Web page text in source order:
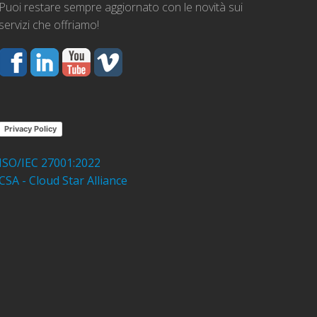
Puoi restare sempre aggiornato con le novità sui
servizi che offriamo!
Privacy Policy
ISO/IEC 27001:2022
- Cloud Star Alliance